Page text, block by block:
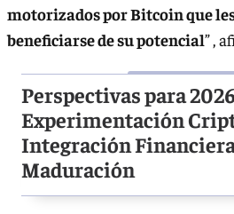
motorizados por Bitcoin que
beneficiarse de su potencial”,
Perspectivas para
Experimentación
Integración
Maduración